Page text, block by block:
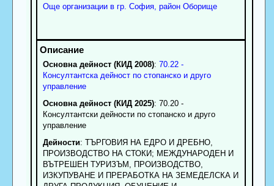
Още организации в гр. София, район Оборище
Основна дейност (КИД 2008): 70.22 -
Консултантска дейност по стопанско и друго
управление
Основна дейност (КИД 2025): 70.20 -
Консултантски дейности по стопанско и друго
управление
Дейности: ТЪРГОВИЯ НА ЕДРО И ДРЕБНО,
ПРОИЗВОДСТВО НА СТОКИ; МЕЖДУНАРОДЕН И
ВЪТРЕШЕН ТУРИЗЪМ, ПРОИЗВОДСТВО,
ИЗКУПУВАНЕ И ПРЕРАБОТКА НА ЗЕМЕДЕЛСКА И